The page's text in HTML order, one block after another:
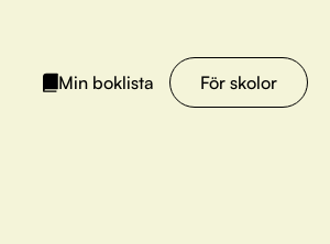
Min boklista För skolor